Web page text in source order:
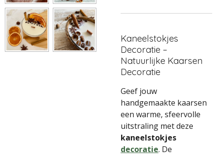
Kaneelstokjes
Decoratie –
Natuurlijke Kaarsen
Decoratie
Geef jouw
handgemaakte kaarsen
een warme, sfeervolle
uitstraling met deze
kaneelstokjes
decoratie. De